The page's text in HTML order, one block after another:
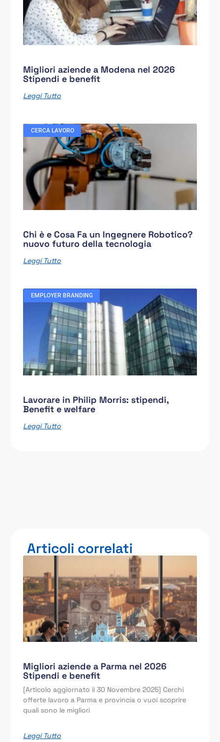
Migliori aziende a Modena nel 2026
Stipendi e benefit
Leggi Tutto
CERCA LAVORO
Chi è e Cosa Fa un Ingegnere Robotico?
nuovo futuro della tecnologia
Leggi Tutto
EMPLOYER BRANDING
Lavorare in Philip Morris: stipendi,
Benefit e welfare
Leggi Tutto
Articoli correlati
Migliori aziende a Parma nel 2026
Stipendi e benefit
[Articolo aggiornato il 30 Novembre 2025] Cerchi
offerte lavoro a Parma e provincia o vuoi scoprire
quali sono le migliori
Leggi Tutto